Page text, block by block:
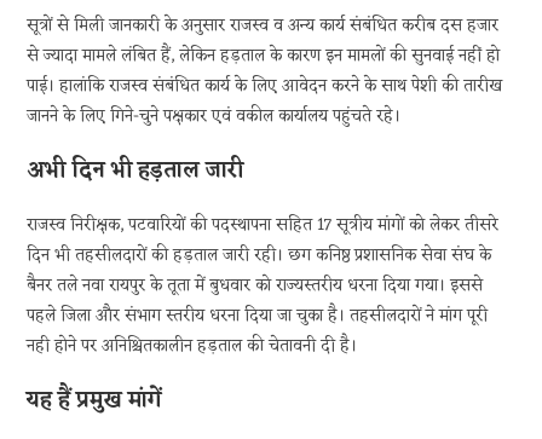
सूत्रों से मिली जानकारी के अनुसार राजस्व व अन्य कार्य संबंधित करीब दस हजार
से ज्यादा मामले लंबित हैं, लेकिन हड़ताल के कारण इन मामलों की सुनवाई नहीं हो
पाई। हालांकि राजस्व संबंधित कार्य के लिए आवेदन करने के साथ पेशी की तारीख
जानने के लिए गिने-चुने पक्षकार एवं वकील कार्यालय पहुंचते रहे।
अभी दिन भी हड़ताल जारी
राजस्व निरीक्षक, पटवारियों की पदस्थापना सहित 17 सूत्रीय मांगों को लेकर तीसरे
दिन भी तहसीलदारों की हड़ताल जारी रही। छग कनिष्ठ प्रशासनिक सेवा संघ के
बैनर तले नवा रायपुर के तूता में बुधवार को राज्यस्तरीय धरना दिया गया। इससे
पहले जिला और संभाग स्तरीय धरना दिया जा चुका है। तहसीलदारों ने मांग पूरी
नही होने पर अनिश्चितकालीन हड़ताल की चेतावनी दी है।
यह हैं प्रमुख मांगें